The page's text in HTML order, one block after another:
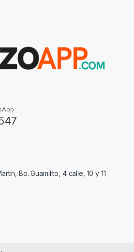
Bo. Guamilito, 4 calle, 10 y 11